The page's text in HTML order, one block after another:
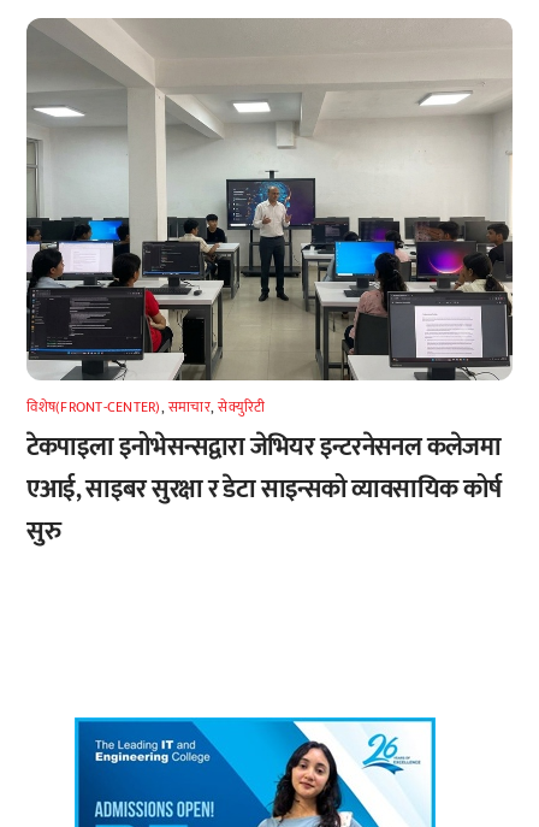
विशेष(FRONT-CENTER),समाचार,सेक्युरिटी
टेकपाइला इनोभेसन्सद्वारा जेभियर इन्टरनेसनल कलेजमा
एआई, साइबर सुरक्षा र डेटा साइन्सको व्यावसायिक कोर्ष
सुरु